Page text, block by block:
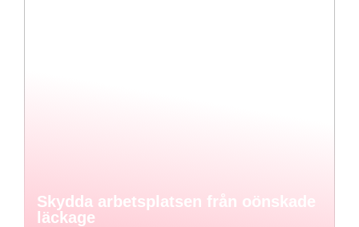
Skydda arbetsplatsen från oönskade
läckage